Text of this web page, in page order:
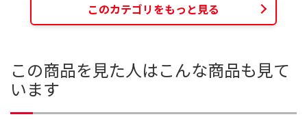
このカテゴリをもっと見る
この商品を見た人はこんな商品も見て
います